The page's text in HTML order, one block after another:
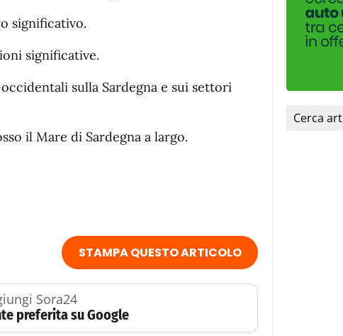
significativo.
significative.
sulla Sardegna e sui settori
il Mare di Sardegna a largo.
STAMPA QUESTO ARTICOLO
Sora24
preferita su Google